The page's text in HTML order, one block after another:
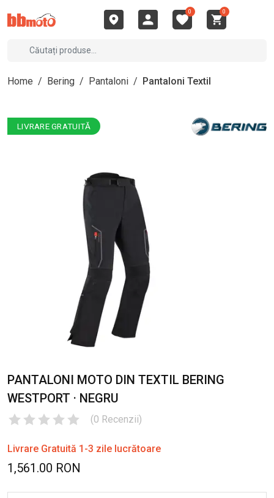
0 0
Home / Bering / Pantaloni / Pantaloni Textil
LIVRARE GRATUITĂ
PANTALONI MOTO DIN TEXTIL BERING
WESTPORT · NEGRU
(0 Recenzii)
Livrare Gratuită 1-3 zile lucrătoare
1,561.00 RON